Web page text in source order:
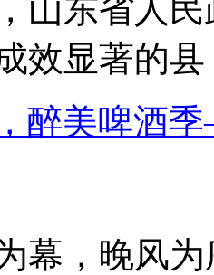
东省人民
效显著的
醉美啤酒
，晚风为